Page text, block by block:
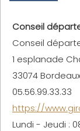
Conseil
Conseil
1 esplanade
33074
05.56.99.33.33
https://
Lundi - Jeudi :